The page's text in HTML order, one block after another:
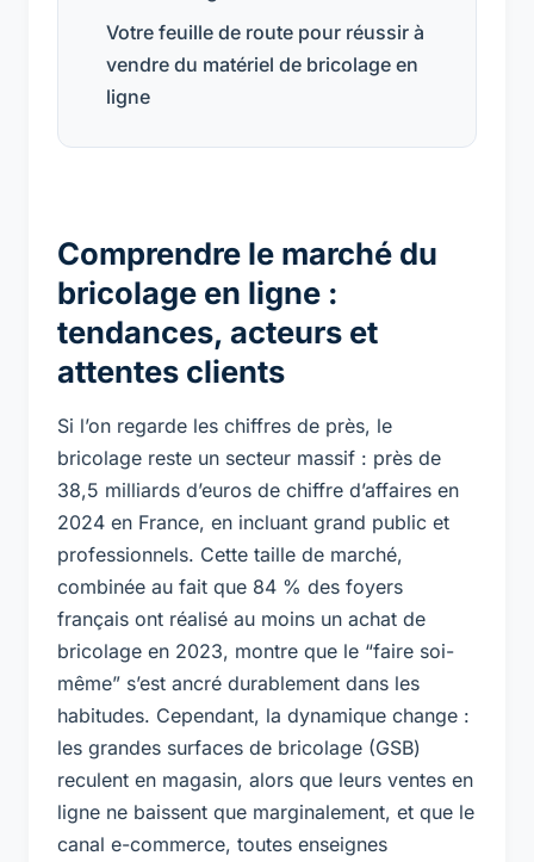
Votre feuille de route pour réussir à
vendre du matériel de bricolage en
ligne
Comprendre le marché du
bricolage en ligne :
tendances, acteurs et
attentes clients
Si l’on regarde les chiffres de près, le
bricolage reste un secteur massif : près de
38,5 milliards d’euros de chiffre d’affaires en
2024 en France, en incluant grand public et
professionnels. Cette taille de marché,
combinée au fait que 84 % des foyers
français ont réalisé au moins un achat de
bricolage en 2023, montre que le “faire soi-
même” s’est ancré durablement dans les
habitudes. Cependant, la dynamique change :
les grandes surfaces de bricolage (GSB)
reculent en magasin, alors que leurs ventes en
ligne ne baissent que marginalement, et que le
canal e-commerce, toutes enseignes